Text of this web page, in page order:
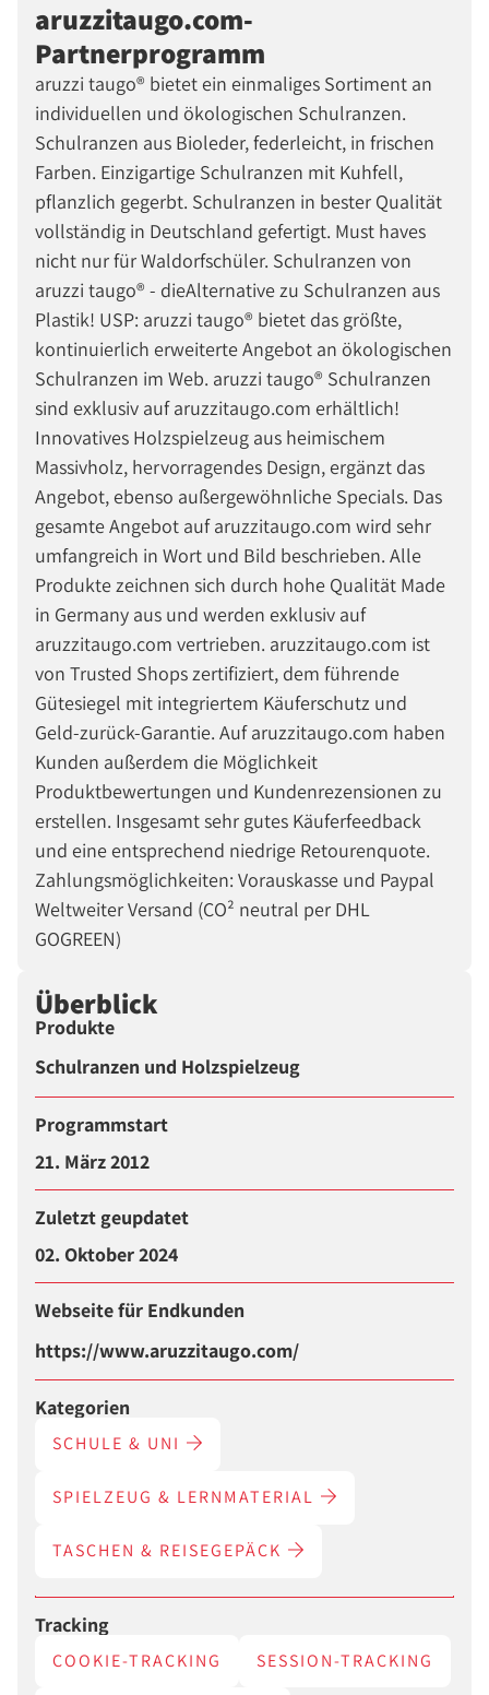
aruzzitaugo.com-
Partnerprogramm
aruzzi taugo® bietet ein einmaliges Sortiment an
individuellen und ökologischen Schulranzen.
Schulranzen aus Bioleder, federleicht, in frischen
Farben. Einzigartige Schulranzen mit Kuhfell,
pflanzlich gegerbt. Schulranzen in bester Qualität
vollständig in Deutschland gefertigt. Must haves
nicht nur für Waldorfschüler. Schulranzen von
aruzzi taugo® - dieAlternative zu Schulranzen aus
Plastik! USP: aruzzi taugo® bietet das größte,
kontinuierlich erweiterte Angebot an ökologischen
Schulranzen im Web. aruzzi taugo® Schulranzen
sind exklusiv auf aruzzitaugo.com erhältlich!
Innovatives Holzspielzeug aus heimischem
Massivholz, hervorragendes Design, ergänzt das
Angebot, ebenso außergewöhnliche Specials. Das
gesamte Angebot auf aruzzitaugo.com wird sehr
umfangreich in Wort und Bild beschrieben. Alle
Produkte zeichnen sich durch hohe Qualität Made
in Germany aus und werden exklusiv auf
aruzzitaugo.com vertrieben. aruzzitaugo.com ist
von Trusted Shops zertifiziert, dem führende
Gütesiegel mit integriertem Käuferschutz und
Geld-zurück-Garantie. Auf aruzzitaugo.com haben
Kunden außerdem die Möglichkeit
Produktbewertungen und Kundenrezensionen zu
erstellen. Insgesamt sehr gutes Käuferfeedback
und eine entsprechend niedrige Retourenquote.
Zahlungsmöglichkeiten: Vorauskasse und Paypal
Weltweiter Versand (CO² neutral per DHL
GOGREEN)
Überblick
Produkte
Schulranzen und Holzspielzeug
Programmstart
21. März 2012
Zuletzt geupdatet
02. Oktober 2024
Webseite für Endkunden
https://www.aruzzitaugo.com/
Kategorien
SCHULE & UNI
SPIELZEUG & LERNMATERIAL
TASCHEN & REISEGEPÄCK
Tracking
COOKIE-TRACKING SESSION-TRACKING